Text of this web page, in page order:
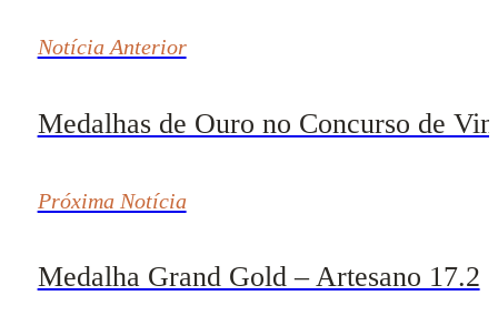
Notícia Anterior
Medalhas de Ouro no Concurso de
Próxima Notícia
Medalha Grand Gold – Artesano 17.2